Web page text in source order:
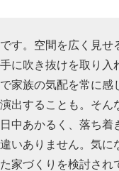
す。空間を広く見せ
に吹き抜けを取り入
家族の気配を常に感
出することも。そ
中あかるく、落ち着
いありません。気に
家づくりを検討さ